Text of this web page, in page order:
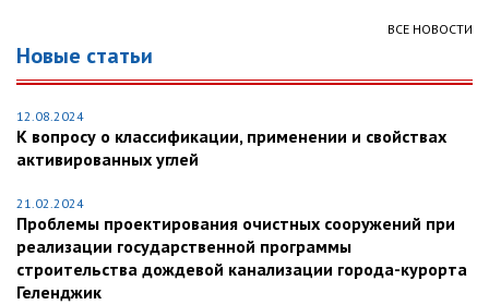
ВСЕ НОВОСТИ
Новые статьи
12.08.2024
К вопросу о классификации, применении и свойствах
активированных углей
21.02.2024
Проблемы проектирования очистных сооружений при
реализации государственной программы
строительства дождевой канализации города-курорта
Геленджик